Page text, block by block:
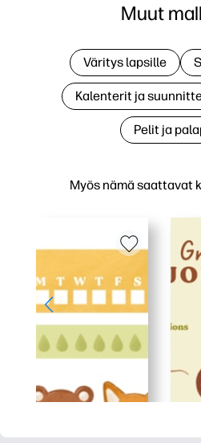
Myös nämä saattavat
Muut
Väritys lapsille
Kalenterit ja
Pelit ja